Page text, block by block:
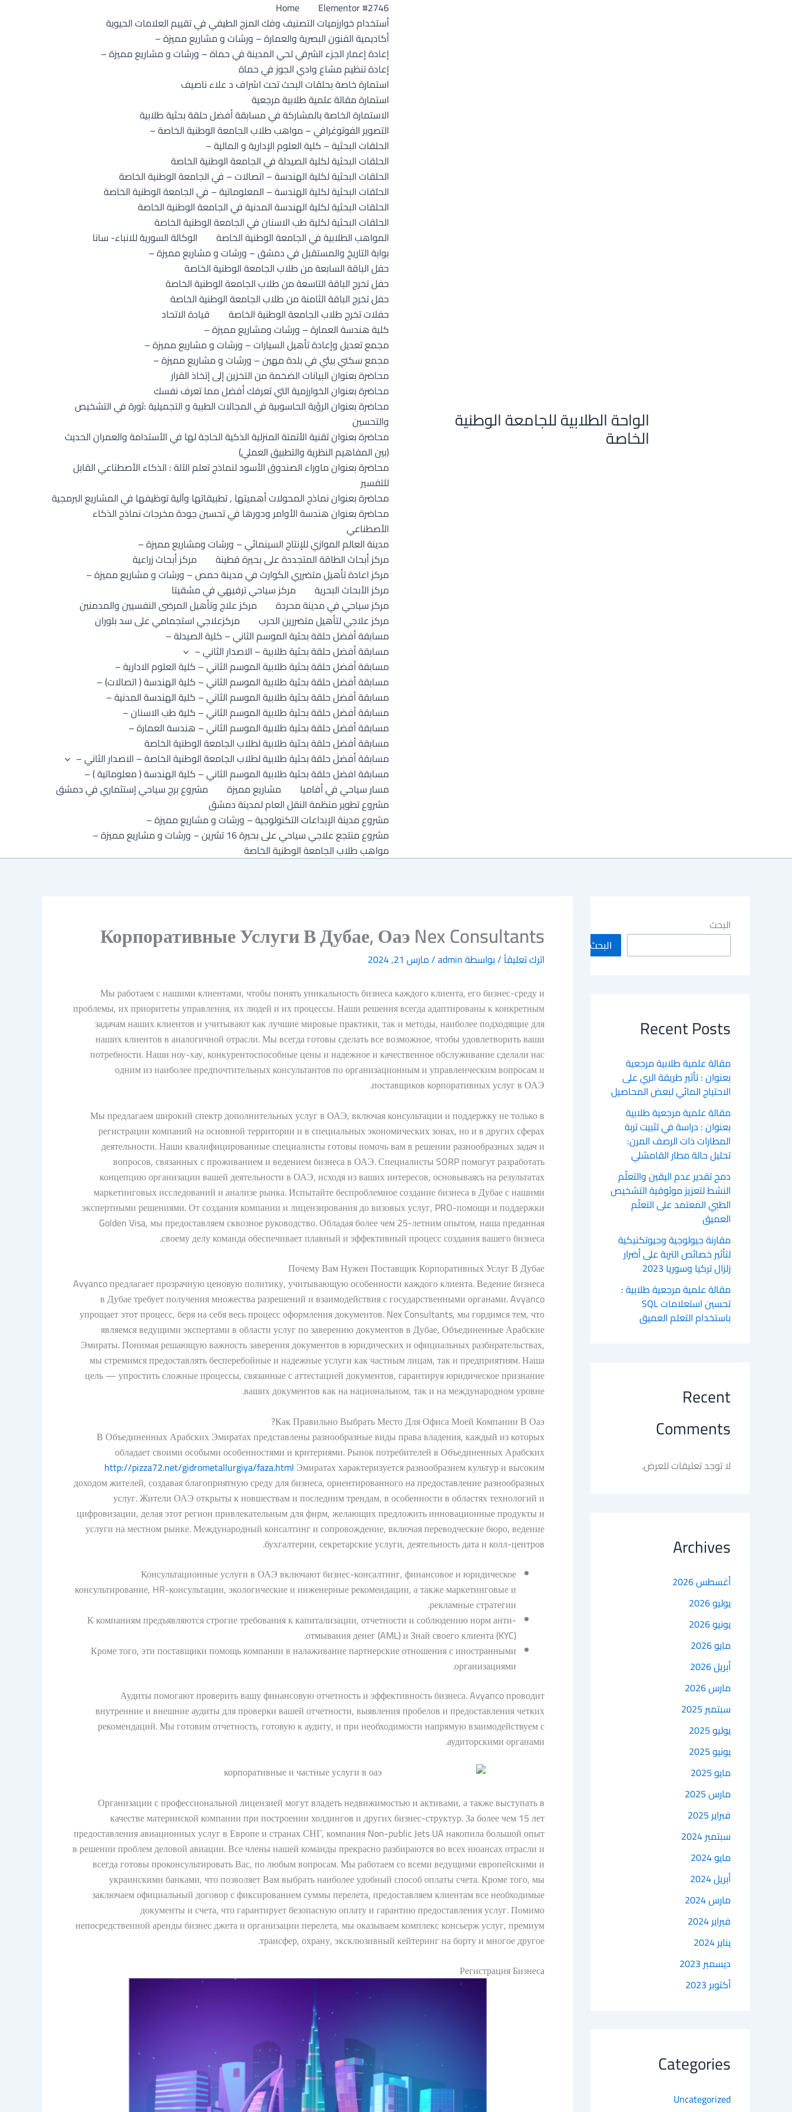
الواحة الطلابية للجامعة الوطنية
الخاصة
Elementor #2746
Home
أستخدام خوارزميات التصنيف وفك المزج الطيفي في تقييم العلامات الحيوية
أكاديمية الفنون البصرية والعمارة – ورشات و مشاريع مميزة –
إعادة إعمار الجزء الشرقي لحي المدينة في حماة – ورشات و مشاريع مميزة –
إعادة تنظيم مشاع وادي الجوز في حماة
استمارة خاصة بحلقات البحث تحت اشراف د علاء ناصيف
استمارة مقالة علمية طلابية مرجعية
الاستمارة الخاصة بالمشاركة في مسابقة أفضل حلقة بحثية طلابية
التصوير الفوتوغرافي – مواهب طلاب الجامعة الوطنية الخاصة –
الحلقات البحثية – كلية العلوم الإدارية و المالية –
الحلقات البحثية لكلية الصيدلة في الجامعة الوطنية الخاصة
الحلقات البحثية لكلية الهندسة – اتصالات – في الجامعة الوطنية الخاصة
الحلقات البحثية لكلية الهندسة – المعلوماتية – في الجامعة الوطنية الخاصة
الحلقات البحثية لكلية الهندسة المدنية في الجامعة الوطنية الخاصة
الحلقات البحثية لكلية طب الاسنان في الجامعة الوطنية الخاصة
المواهب الطلابية في الجامعة الوطنية الخاصة
الوكالة السورية للانباء- سانا
بوابة التاريخ والمستقبل في دمشق – ورشات و مشاريع مميزة –
حفل الباقة السابعة من طلاب الجامعة الوطنية الخاصة
حفل تخرج الباقة التاسعة من طلاب الجامعة الوطنية الخاصة
حفل تخرج الباقة الثامنة من طلاب الجامعة الوطنية الخاصة
حفلات تخرج طلاب الجامعة الوطنية الخاصة
قيادة الاتحاد
كلية هندسة العمارة – ورشات ومشاريع مميزة –
مجمع تعديل وإعادة تأهيل السيارات – ورشات و مشاريع مميزة –
مجمع سكني بيئي في بلدة مهين – ورشات و مشاريع مميزة –
محاضرة بعنوان البيانات الضخمة من التخزين إلى إتخاذ القرار
محاضرة بعنوان الخوارزمية التي تعرفك أفضل مما تعرف نفسك
محاضرة بعنوان الرؤية الحاسوبية في المجالات الطبية و التجميلية :ثورة في التشخيص
والتحسين
محاضرة بعنوان تقنية الأتمتة المنزلية الذكية الحاجة لها في الأستدامة والعمران الحديث
(بين المفاهيم النظرية والتطبيق العملي)
محاضرة بعنوان ماوراء الصندوق الأسود لنماذج تعلم الآلة : الذكاء الأصطناعي القابل
للتفسير
محاضرة بعنوان نماذج المحولات أهميتها , تطبيقاتها وآلية توظيفها في المشاريع البرمجية
محاضرة بعنوان هندسة الأوامر ودورها في تحسين جودة مخرجات نماذج الذكاء
الأصطناعي
مدينة العالم الموازي للإنتاج السينمائي – ورشات ومشاريع مميزة –
مركز أبحاث الطاقة المتجددة على بحيرة قطينة
مركز أبحاث زراعية
مركز اعادة تأهيل متضرري الكوارث في مدينة حمص – ورشات و مشاريع مميزة –
مركز الأبحاث البحرية
مركز سياحي ترفيهي في مشقيتا
مركز سياحي في مدينة محردة
مركز علاج وتأهيل المرضى النفسيين والمدمنين
مركز علاجي لتأهيل متضررين الحرب
مركزعلاجي استجمامي على سد بلوران
مسابقة أفضل حلقة بحثية الموسم الثاني – كلية الصيدلة –
مسابقة أفضل حلقة بحثية طلابية – الاصدار الثاني –
مسابقة أفضل حلقة بحثية طلابية الموسم الثاني – كلية العلوم الادارية –
مسابقة أفضل حلقة بحثية طلابية الموسم الثاني – كلية الهندسة ( اتصالات) –
مسابقة أفضل حلقة بحثية طلابية الموسم الثاني – كلية الهندسة المدنية –
مسابقة أفضل حلقة بحثية طلابية الموسم الثاني – كلية طب الاسنان –
مسابقة أفضل حلقة بحثية طلابية الموسم الثاني – هندسة العمارة –
مسابقة أفضل حلقة بحثية طلابية لطلاب الجامعة الوطنية الخاصة
مسابقة أفضل حلقة بحثية طلابية لطلاب الجامعة الوطنية الخاصة – الاصدار الثاني –
مسابقة افضل حلقة بحثية طلابية الموسم الثاني – كلية الهندسة ( معلوماتية ) –
مسار سياحي في أفاميا
مشاريع مميزة
مشروع برج سياحي إستثماري في دمشق
مشروع تطوير منظمة النقل العام لمدينة دمشق
مشروع مدينة الإبداعات التكنولوجية – ورشات و مشاريع مميزة –
مشروع منتجع علاجي سياحي على بحيرة 16 تشرين – ورشات و مشاريع مميزة –
مواهب طلاب الجامعة الوطنية الخاصة
البحث
البحث
Recent Posts
مقالة علمية طلابية مرجعية
بعنوان : تأثير طريقة الري على
الاحتياج المائي لبعض المحاصيل
مقالة علمية مرجعية طلابية
بعنوان : دراسة في تثبيت تربة
المطارات ذات الرصف المرن:
تحليل حالة مطار القامشلي
دمج تقدير عدم اليقين والتعلّم
النشط لتعزيز موثوقية التشخيص
الطبي المعتمد على التعلّم
العميق
مقارنة جيولوجية وجيوتكنيكية
لتأثير خصائص التربة على أضرار
زلزال تركيا وسوريا 2023
مقالة علمية مرجعية طلابية :
تحسين استعلامات SQL
باستخدام التعلم العميق
Recent
Comments
لا توجد تعليقات للعرض.
Archives
أغسطس 2026
يوليو 2026
يونيو 2026
مايو 2026
أبريل 2026
مارس 2026
سبتمبر 2025
يوليو 2025
يونيو 2025
مايو 2025
مارس 2025
فبراير 2025
سبتمبر 2024
مايو 2024
أبريل 2024
مارس 2024
فبراير 2024
يناير 2024
ديسمبر 2023
أكتوبر 2023
Categories
Uncategorized
Корпоративные Услуги В Дубае, Оаэ Nex Consultants
اترك تعليقاً/ بواسطةadmin
/مارس 21, 2024
Мы работаем с нашими клиентами, чтобы понять уникальность бизнеса каждого клиента, его бизнес-среду и
проблемы, их приоритеты управления, их людей и их процессы. Наши решения всегда адаптированы к конкретным
задачам наших клиентов и учитывают как лучшие мировые практики, так и методы, наиболее подходящие для
наших клиентов в аналогичной отрасли. Мы всегда готовы сделать все возможное, чтобы удовлетворить ваши
потребности. Наши ноу-хау, конкурентоспособные цены и надежное и качественное обслуживание сделали нас
одним из наиболее предпочтительных консультантов по организационным и управленческим вопросам и
поставщиков корпоративных услуг в ОАЭ.
Мы предлагаем широкий спектр дополнительных услуг в ОАЭ, включая консультации и поддержку не только в
регистрации компаний на основной территории и в специальных экономических зонах, но и в других сферах
деятельности. Наши квалифицированные специалисты готовы помочь вам в решении разнообразных задач и
вопросов, связанных с проживанием и ведением бизнеса в ОАЭ. Специалисты SORP помогут разработать
концепцию организации вашей деятельности в ОАЭ, исходя из ваших интересов, основываясь на результатах
маркетинговых исследований и анализе рынка. Испытайте беспроблемное создание бизнеса в Дубае с нашими
экспертными решениями. От создания компании и лицензирования до визовых услуг, PRO-помощи и поддержки
Golden Visa, мы предоставляем сквозное руководство. Обладая более чем 25-летним опытом, наша преданная
своему делу команда обеспечивает плавный и эффективный процесс создания вашего бизнеса.
Почему Вам Нужен Поставщик Корпоративных Услуг В Дубае
Avyanco предлагает прозрачную ценовую политику, учитывающую особенности каждого клиента. Ведение бизнеса
в Дубае требует получения множества разрешений и взаимодействия с государственными органами. Avyanco
упрощает этот процесс, беря на себя весь процесс оформления документов. Nex Consultants, мы гордимся тем, что
являемся ведущими экспертами в области услуг по заверению документов в Дубае, Объединенные Арабские
Эмираты. Понимая решающую важность заверения документов в юридических и официальных разбирательствах,
мы стремимся предоставлять бесперебойные и надежные услуги как частным лицам, так и предприятиям. Наша
цель — упростить сложные процессы, связанные с аттестацией документов, гарантируя юридическое признание
ваших документов как на национальном, так и на международном уровне.
Как Правильно Выбрать Место Для Офиса Моей Компании В Оаэ?
В Объединенных Арабских Эмиратах представлены разнообразные виды права владения, каждый из которых
обладает своими особыми особенностями и критериями. Рынок потребителей в Объединенных Арабских
http://pizza72.net/gidrometallurgiya/faza.html Эмиратах характеризуется разнообразием культур и высоким
доходом жителей, создавая благоприятную среду для бизнеса, ориентированного на предоставление разнообразных
услуг. Жители ОАЭ открыты к новшествам и последним трендам, в особенности в областях технологий и
цифровизации, делая этот регион привлекательным для фирм, желающих предложить инновационные продукты и
услуги на местном рынке. Международный консалтинг и сопровождение, включая переводческие бюро, ведение
бухгалтерии, секретарские услуги, деятельность дата и колл-центров.
Консультационные услуги в ОАЭ включают бизнес-консалтинг, финансовое и юридическое
консультирование, HR-консультации, экологические и инженерные рекомендации, а также маркетинговые и
рекламные стратегии.
К компаниям предъявляются строгие требования к капитализации, отчетности и соблюдению норм анти-
отмывания денег (AML) и Знай своего клиента (KYC).
Кроме того, эти поставщики помощь компании в налаживание партнерские отношения с иностранными
организациями.
Аудиты помогают проверить вашу финансовую отчетность и эффективность бизнеса. Avyanco проводит
внутренние и внешние аудиты для проверки вашей отчетности, выявления пробелов и предоставления четких
рекомендаций. Мы готовим отчетность, готовую к аудиту, и при необходимости напрямую взаимодействуем с
аудиторскими органами.
Организации с профессиональной лицензией могут владеть недвижимостью и активами, а также выступать в
качестве материнской компании при построении холдингов и других бизнес-структур. За более чем 15 лет
предоставления авиационных услуг в Европе и странах СНГ, компания Non-public Jets UA накопила большой опыт
в решении проблем деловой авиации. Все члены нашей команды прекрасно разбираются во всех нюансах отрасли и
всегда готовы проконсультировать Вас, по любым вопросам. Мы работаем со всеми ведущими европейскими и
украинскими банками, что позволяет Вам выбрать наиболее удобный способ оплаты счета. Кроме того, мы
заключаем официальный договор с фиксированием суммы перелета, предоставляем клиентам все необходимые
документы и счета, что гарантирует безопасную оплату и гарантию предоставления услуг. Помимо
непосредственной аренды бизнес джета и организации перелета, мы оказываем комплекс консьерж услуг, премиум
трансфер, охрану, эксклюзивный кейтеринг на борту и многое другое.
Регистрация Бизнеса